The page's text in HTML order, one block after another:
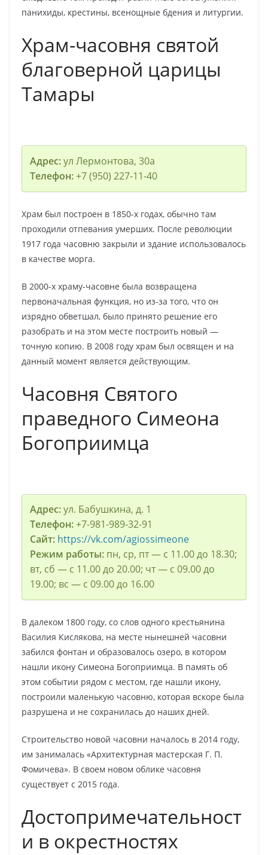
панихиды, крестины, всенощные бдения и литургии.
Храм-часовня святой
благоверной царицы
Тамары
Адрес:ул Лермонтова, 30а
Телефон:+7 (950) 227-11-40
Храм был построен в 1850-х годах, обычно там
проходили отпевания умерших. После революции
1917 года часовню закрыли и здание использовалось
в качестве морга.
В 2000-х храму-часовне была возвращена
первоначальная функция, но из-за того, что он
изрядно обветшал, было принято решение его
разобрать и на этом месте построить новый —
точную копию. В 2008 году храм был освящен и на
данный момент является действующим.
Часовня Святого
праведного Симеона
Богоприимца
Адрес:ул. Бабушкина, д. 1
Телефон:+7-981-989-32-91
Сайт: https://vk.com/agiossimeone
Режим работы:пн, ср, пт — с 11.00 до 18.30;
вт, сб — с 11.00 до 20.00; чт — с 09.00 до
19.00; вс — с 09.00 до 16.00
В далеком 1800 году, со слов одного крестьянина
Василия Кислякова, на месте нынешней часовни
забился фонтан и образовалось озеро, в котором
нашли икону Симеона Богоприимца. В память об
этом событии рядом с местом, где нашли икону,
построили маленькую часовню, которая вскоре была
разрушена и не сохранилась до наших дней.
Строительство новой часовни началось в 2014 году,
им занималась «Архитектурная мастерская Г. П.
Фомичева». В своем новом облике часовня
существует с 2015 года.
Достопримечательност
и в окрестностях